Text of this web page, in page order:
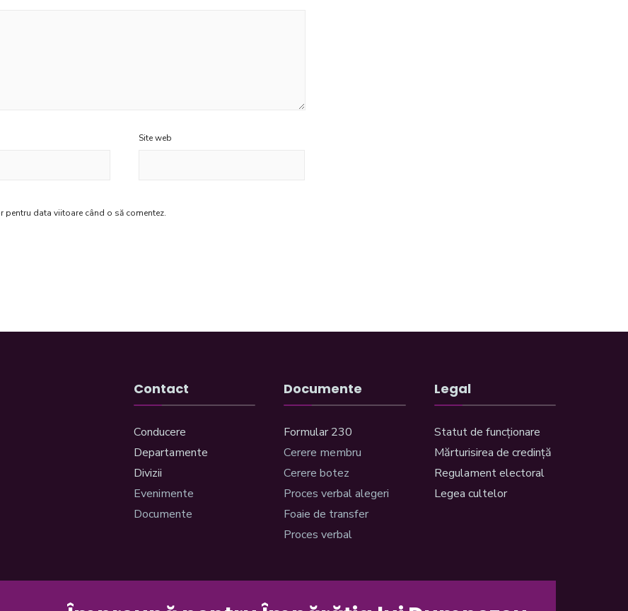
Site web
data viitoare când o să comentez.
Contact
Conducere
Departamente
Divizii
Evenimente
Documente
Documente
Formular 230
Cerere membru
Cerere botez
Proces verbal alegeri
Foaie de transfer
Proces verbal
Legal
Statut de funcționare
Mărturisirea de credință
Regulament electoral
Legea cultelor